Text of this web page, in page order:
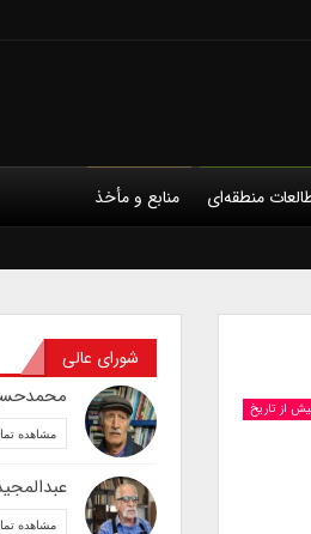
منطقه‌ای منابع و مأخذ
از تاریخ
شورای عالی
مشاهده
مشاهده